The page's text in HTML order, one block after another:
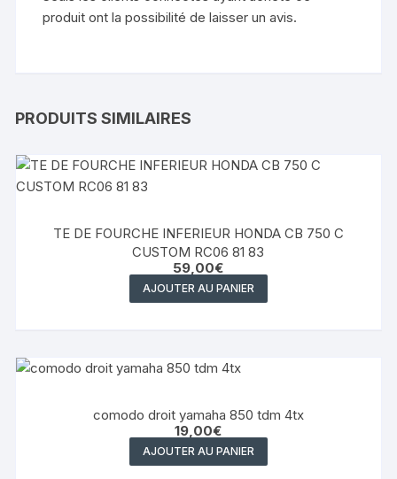
produit ont la possibilité de laisser un avis.
PRODUITS SIMILAIRES
TE DE FOURCHE INFERIEUR HONDA CB 750 C
CUSTOM RC06 81 83
59,00€
AJOUTER AU PANIER
comodo droit yamaha 850 tdm 4tx
19,00€
AJOUTER AU PANIER